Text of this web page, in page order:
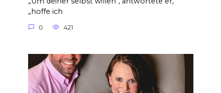
„hoffe ich
0 421